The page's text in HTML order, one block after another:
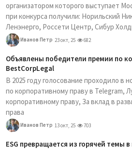
организатором которого выступает
при конкурса получили: Норильский
Ленэнерго, Россети Центр, Сибур
Иванов Петр 23 окт, 25 682
Объявлены победители премии по
BestCorpLegal
В 2025 году голосование проходило в
по корпоративному праву в Telegram,
корпоративному праву, За вклад в
права
Иванов Петр 13 окт, 25 703
ESG превращается из горячей темы